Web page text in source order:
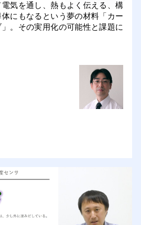
気を通し、熱もよく伝える、構
にもなるという夢の材料「カー
。その実用化の可能性と課題に